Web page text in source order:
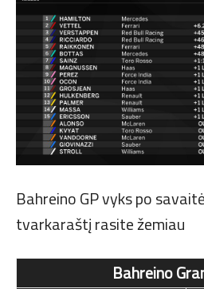
Bahreino GP vyks po
tvarkaraštį rasite žemiau
Bahreino